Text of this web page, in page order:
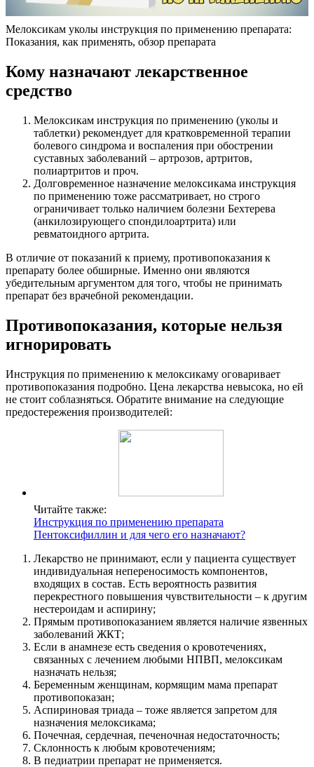
Мелоксикам уколы инструкция по применению препарата:
Показания, как применять, обзор препарата
Кому назначают лекарственное
средство
Мелоксикам инструкция по применению (уколы и
таблетки) рекомендует для кратковременной терапии
болевого синдрома и воспаления при обострении
суставных заболеваний – артрозов, артритов,
полиартритов и проч.
Долговременное назначение мелоксикама инструкция
по применению тоже рассматривает, но строго
ограничивает только наличием болезни Бехтерева
(анкилозирующего спондилоартрита) или
ревматоидного артрита.
В отличие от показаний к приему, противопоказания к
препарату более обширные. Именно они являются
убедительным аргументом для того, чтобы не принимать
препарат без врачебной рекомендации.
Противопоказания, которые нельзя
игнорировать
Инструкция по применению к мелоксикаму оговаривает
противопоказания подробно. Цена лекарства невысока, но ей
не стоит соблазняться. Обратите внимание на следующие
предостережения производителей:
Читайте также:
Инструкция по применению препарата
Пентоксифиллин и для чего его назначают?
Лекарство не принимают, если у пациента существует
индивидуальная непереносимость компонентов,
входящих в состав. Есть вероятность развития
перекрестного повышения чувствительности – к другим
нестероидам и аспирину;
Прямым противопоказанием является наличие язвенных
заболеваний ЖКТ;
Если в анамнезе есть сведения о кровотечениях,
связанных с лечением любыми НПВП, мелоксикам
назначать нельзя;
Беременным женщинам, кормящим мама препарат
противопоказан;
Аспириновая триада – тоже является запретом для
назначения мелоксикама;
Почечная, сердечная, печеночная недостаточность;
Склонность к любым кровотечениям;
В педиатрии препарат не применяется.